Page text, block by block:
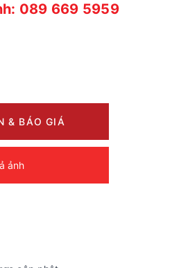
089 669 5959
& BÁO GIÁ
ảnh